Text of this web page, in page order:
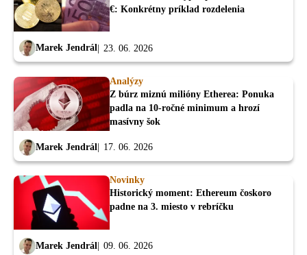
€: Konkrétny príklad rozdelenia
Marek Jendrál 23. 06. 2026
Analýzy
Z búrz miznú milióny Etherea: Ponuka
padla na 10-ročné minimum a hrozí
masívny šok
Marek Jendrál 17. 06. 2026
Novinky
Historický moment: Ethereum čoskoro
padne na 3. miesto v rebríčku
Marek Jendrál 09. 06. 2026